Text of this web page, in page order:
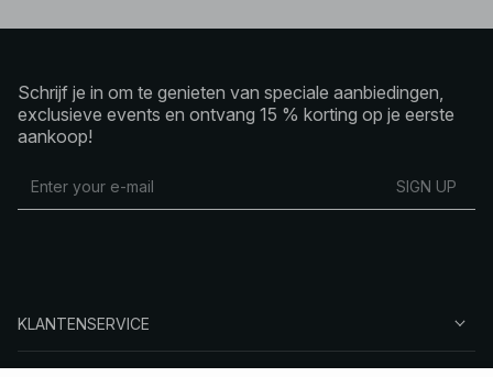
Schrijf je in om te genieten van speciale aanbiedingen,
exclusieve events en ontvang 15 % korting op je eerste
aankoop!
SIGN UP
KLANTENSERVICE